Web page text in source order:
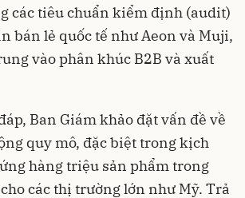
các tiêu chuẩn kiểm định (audit)
bán lẻ quốc tế như Aeon và Muji,
vào phân khúc B2B và xuất
Ban Giám khảo đặt vấn đề về
quy mô, đặc biệt trong kịch
hàng triệu sản phẩm trong
các thị trường lớn như Mỹ. Trả